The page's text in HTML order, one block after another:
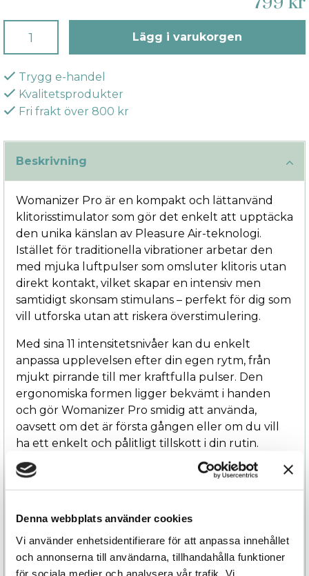
Denna webbplats använder cookies
Vi använder enhetsidentifierare för att anpassa innehållet
och annonserna till användarna, tillhandahålla funktioner
för sociala medier och analysera vår trafik. Vi
Lägg i varukorgen
Trygg e-handel
Kvalitetsprodukter
Fri frakt över 800 kr
Beskrivning
Womanizer Pro är en kompakt och lättanvänd
klitorisstimulator som gör det enkelt att upptäcka
den unika känslan av Pleasure Air-teknologi.
Istället för traditionella vibrationer arbetar den
med mjuka luftpulser som omsluter klitoris utan
direkt kontakt, vilket skapar en intensiv men
samtidigt skonsam stimulans – perfekt för dig som
vill utforska utan att riskera överstimulering.
Med sina 11 intensitetsnivåer kan du enkelt
anpassa upplevelsen efter din egen rytm, från
mjukt pirrande till mer kraftfulla pulser. Den
ergonomiska formen ligger bekvämt i handen
och gör Womanizer Pro smidig att använda,
oavsett om det är första gången eller om du vill
ha ett enkelt och pålitligt tillskott i din rutin.
Den viskande tysta motorn gör upplevelsen
diskret, medan den vattentäta designen öppnar
Womanizer Pro är dessutom uppladdningsbar via
USB, vilket gör den både praktisk och hållbar i
längden.